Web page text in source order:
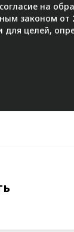
согласие на
законом от
для целей,